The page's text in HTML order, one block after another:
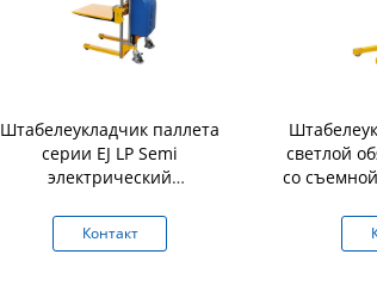
Штабелеукладчик паллета
серии EJ LP Semi
электрический
400Kg платформы
Контакт
светлой
со